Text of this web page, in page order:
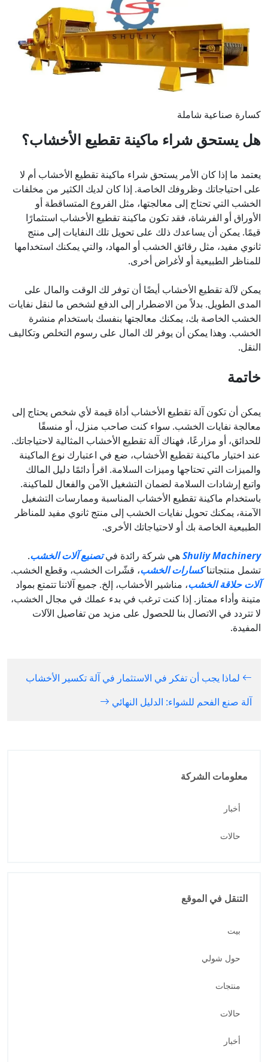
معلومات الشركة
أخبار
حالات
التنقل في الموقع
بيت
حول شولي
منتجات
حالات
أخبار
كسارة صناعية شاملة
هل يستحق شراء ماكينة تقطيع الأخشاب؟
يعتمد ما إذا كان الأمر يستحق شراء ماكينة تقطيع الأخشاب أم لا
على احتياجاتك وظروفك الخاصة. إذا كان لديك الكثير من مخلفات
الخشب التي تحتاج إلى معالجتها، مثل الفروع المتساقطة أو
الأوراق أو الفرشاة، فقد تكون ماكينة تقطيع الأخشاب استثمارًا
قيمًا. يمكن أن يساعدك ذلك على تحويل تلك النفايات إلى منتج
ثانوي مفيد، مثل رقائق الخشب أو المهاد، والتي يمكنك استخدامها
للمناظر الطبيعية أو لأغراض أخرى.
يمكن لآلة تقطيع الأخشاب أيضًا أن توفر لك الوقت والمال على
المدى الطويل. بدلاً من الاضطرار إلى الدفع لشخص ما لنقل نفايات
الخشب الخاصة بك، يمكنك معالجتها بنفسك باستخدام منشرة
الخشب. وهذا يمكن أن يوفر لك المال على رسوم التخلص وتكاليف
النقل.
خاتمة
يمكن أن تكون آلة تقطيع الأخشاب أداة قيمة لأي شخص يحتاج إلى
معالجة نفايات الخشب. سواء كنت صاحب منزل، أو منسقًا
للحدائق، أو مزارعًا، فهناك آلة تقطيع الأخشاب المثالية لاحتياجاتك.
عند اختيار ماكينة تقطيع الأخشاب، ضع في اعتبارك نوع الماكينة
والميزات التي تحتاجها وميزات السلامة. اقرأ دائمًا دليل المالك
واتبع إرشادات السلامة لضمان التشغيل الآمن والفعال للماكينة.
باستخدام ماكينة تقطيع الأخشاب المناسبة وممارسات التشغيل
الآمنة، يمكنك تحويل نفايات الخشب إلى منتج ثانوي مفيد للمناظر
الطبيعية الخاصة بك أو لاحتياجاتك الأخرى.
Shuliy Machineryهي شركة رائدة فيتصنيع آلات الخشب.
تشمل منتجاتناكسارات الخشب، قشّرات الخشب، وقطع الخشب.
آلات حلاقة الخشب، مناشير الأخشاب، إلخ. جميع آلاتنا تتمتع بمواد
متينة وأداء ممتاز. إذا كنت ترغب في بدء عملك في مجال الخشب،
لا تتردد في الاتصال بنا للحصول على مزيد من تفاصيل الآلات
المفيدة.
لماذا يجب أن تفكر في الاستثمار في آلة تكسير الأخشاب
آلة صنع الفحم للشواء: الدليل النهائي